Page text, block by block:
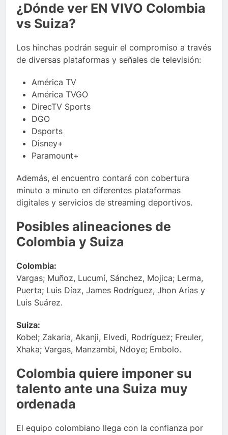
¿Dónde ver EN VIVO Colombia
vs Suiza?
Los hinchas podrán seguir el compromiso a través
de diversas plataformas y señales de televisión:
América TV
América TVGO
DirecTV Sports
DGO
Dsports
Disney+
Paramount+
Además, el encuentro contará con cobertura
minuto a minuto en diferentes plataformas
digitales y servicios de streaming deportivos.
Posibles alineaciones de
Colombia y Suiza
Colombia:
Vargas; Muñoz, Lucumí, Sánchez, Mojica; Lerma,
Puerta; Luis Díaz, James Rodríguez, Jhon Arias y
Luis Suárez.
Suiza:
Kobel; Zakaria, Akanji, Elvedi, Rodríguez; Freuler,
Xhaka; Vargas, Manzambi, Ndoye; Embolo.
Colombia quiere imponer su
talento ante una Suiza muy
ordenada
El equipo colombiano llega con la confianza por